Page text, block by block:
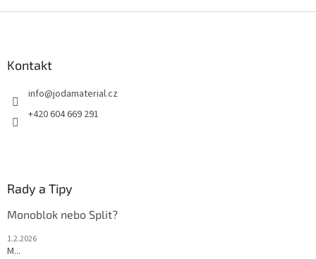
v
Kontakt
info@jodamaterial.cz
+420 604 669 291
Rady a Tipy
Monoblok nebo Split?
1.2.2026
M...